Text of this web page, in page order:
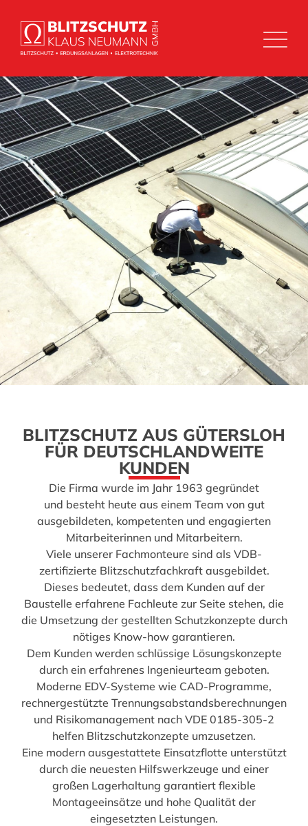
BLITZSCHUTZ AUS GÜTERSLOH
FÜR DEUTSCHLANDWEITE
KUNDEN
Die Firma wurde im Jahr 1963 gegründet
und besteht heute aus einem Team von gut
ausgebildeten, kompetenten und engagierten
Mitarbeiterinnen und Mitarbeitern.
Viele unserer Fachmonteure sind als VDB-
zertifizierte Blitzschutzfachkraft ausgebildet.
Dieses bedeutet, dass dem Kunden auf der
Baustelle erfahrene Fachleute zur Seite stehen, die
die Umsetzung der gestellten Schutzkonzepte durch
nötiges Know-how garantieren.
Dem Kunden werden schlüssige Lösungskonzepte
durch ein erfahrenes Ingenieurteam geboten.
Moderne EDV-Systeme wie CAD-Programme,
rechnergestützte Trennungsabstandsberechnungen
und Risikomanagement nach VDE 0185-305-2
helfen Blitzschutzkonzepte umzusetzen.
Eine modern ausgestattete Einsatzflotte unterstützt
durch die neuesten Hilfswerkzeuge und einer
großen Lagerhaltung garantiert flexible
Montageeinsätze und hohe Qualität der
eingesetzten Leistungen.